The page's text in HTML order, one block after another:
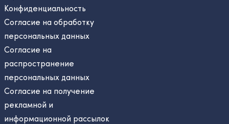
Конфиденциальность
Согласие на обработку
персональных данных
Согласие на
распространение
персональных данных
Согласие на получение
рекламной и
информационной рассылок